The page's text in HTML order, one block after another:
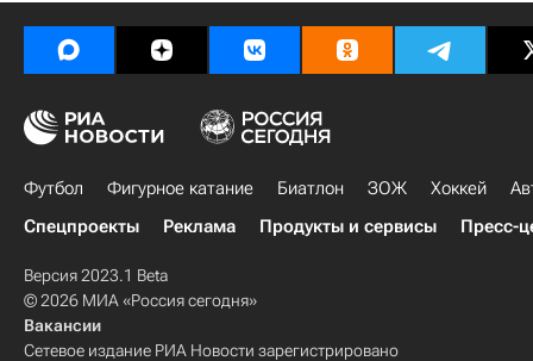
Футбол Фигурное катание Биатлон ЗОЖ Хоккей
Спецпроекты
Реклама Продукты и сервисы Пресс-
Версия 2023.1 Beta
© 2026 МИА «Россия сегодня»
Вакансии
Сетевое издание РИА Новости зарегистрировано